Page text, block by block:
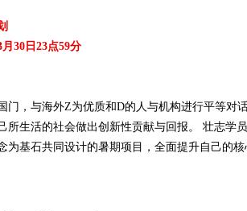
30日23点59分
门，与海外Z为优质和D的人与机构进行平等对
所生活的社会做出创新性贡献与回报。 壮志学
为基石共同设计的暑期项目，全面提升自己的核